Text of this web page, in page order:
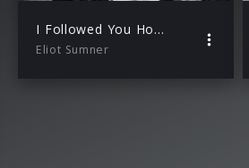
I Followed You Home
Eliot Sumner